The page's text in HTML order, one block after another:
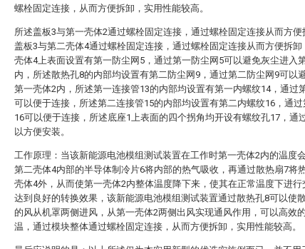
螺栓固定连接，从而方便拆卸，实用性能较高。
所述盖板3与第一壳体2通过螺栓固定连接，通过螺栓固定连接从而方便
盖板3与第二壳体4通过螺栓固定连接，通过螺栓固定连接从而方便拆卸
壳体4上表面设置有第一防尘网5，通过第一防尘网5可以避免灰尘进入
内，所述散热孔8的内部均设置有第二防尘网9，通过第二防尘网9可以
第一壳体2内，所述第一连接管13的内部均设置有第一内螺纹14，通过
可以便于连接，所述第二连接管15的内部均设置有第二内螺纹16，通
16可以便于连接，所述底座1上表面的四个拐角均开设有螺纹孔17，通
以方便安装。
工作原理：当该新能源电池模组测试装置在工作时第一壳体2内的温度
第二壳体4内部的半导体制冷片6将内部的热气吸收，再通过散热扇7将
壳体4外，从而使第一壳体2内整体温度降下来，使其在正常温度下进行
达到良好的转换效果，该新能源电池模组测试装置通过散热孔8可以使
的风从机罩两侧进风，从第一壳体2两侧出风实现通风作用，可以高效
温，通过模块整体通过螺栓固定连接，从而方便拆卸，实用性能较高。